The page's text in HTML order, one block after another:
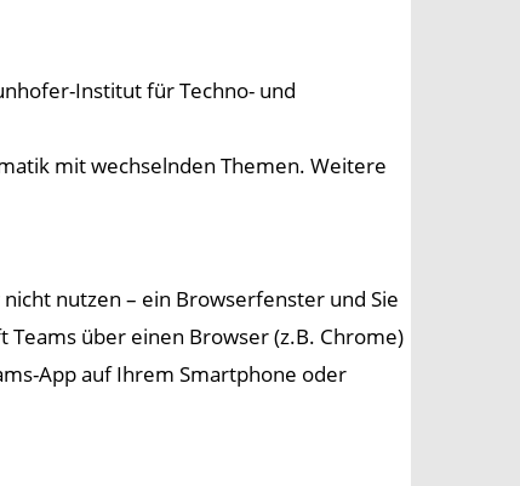
Institut für Techno- und
mit wechselnden Themen. Weitere
nutzen – ein Browserfenster und Sie
über einen Browser (z.B. Chrome)
App auf Ihrem Smartphone oder